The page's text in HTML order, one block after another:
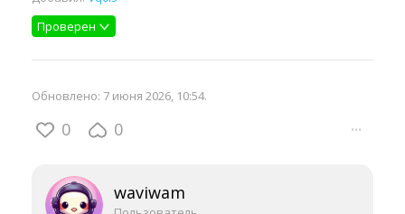
Проверен
Обновлено: 7 июня 2026, 10:54.
0 0 ···
waviwam